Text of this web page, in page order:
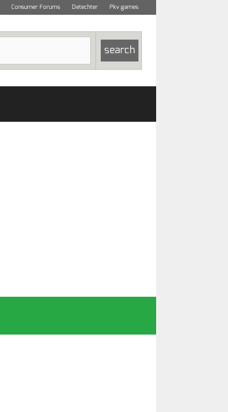
Consumer Forums Detechter Pkv games